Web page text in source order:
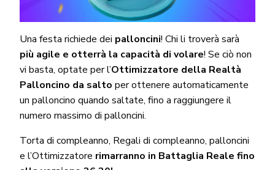
Una festa richiede dei palloncini! Chi li troverà sarà
più agile e otterrà la capacità di volare! Se ciò non
vi basta, optate per l’Ottimizzatore della Realtà
Palloncino da salto per ottenere automaticamente
un palloncino quando saltate, fino a raggiungere il
numero massimo di palloncini.
Torta di compleanno, Regali di compleanno, palloncini
e l’Ottimizzatore rimarranno in Battaglia Reale fino